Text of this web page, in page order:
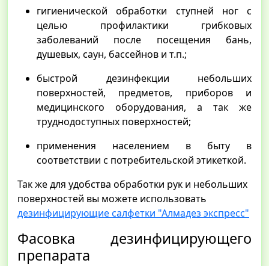
гигиенической обработки ступней ног с
целью профилактики грибковых
заболеваний после посещения бань,
душевых, саун, бассейнов и т.п.;
быстрой дезинфекции небольших
поверхностей, предметов, приборов и
медицинского оборудования, а так же
труднодоступных поверхностей;
применения населением в быту в
соответствии с потребительской этикеткой.
Так же для удобства обработки рук и небольших
поверхностей вы можете использовать
дезинфицирующие салфетки "Алмадез экспресс"
Фасовка дезинфицирующего
препарата